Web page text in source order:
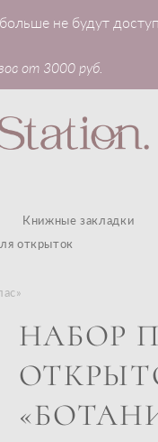
не будут
от 3000 руб.
Книжные закладки
открыток
НАБОР